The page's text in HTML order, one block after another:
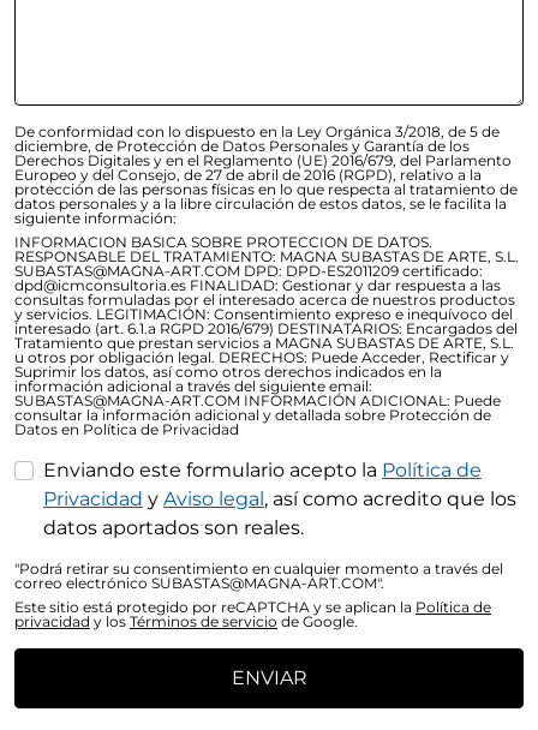
De conformidad con lo dispuesto en la Ley Orgánica 3/2018, de 5 de
diciembre, de Protección de Datos Personales y Garantía de los
Derechos Digitales y en el Reglamento (UE) 2016/679, del Parlamento
Europeo y del Consejo, de 27 de abril de 2016 (RGPD), relativo a la
protección de las personas físicas en lo que respecta al tratamiento de
datos personales y a la libre circulación de estos datos, se le facilita la
siguiente información:
INFORMACION BASICA SOBRE PROTECCION DE DATOS.
RESPONSABLE DEL TRATAMIENTO: MAGNA SUBASTAS DE ARTE, S.L.
SUBASTAS@MAGNA-ART.COM DPD: DPD-ES2011209 certificado:
dpd@icmconsultoria.es FINALIDAD: Gestionar y dar respuesta a las
consultas formuladas por el interesado acerca de nuestros productos
y servicios. LEGITIMACIÓN: Consentimiento expreso e inequívoco del
interesado (art. 6.1.a RGPD 2016/679) DESTINATARIOS: Encargados del
Tratamiento que prestan servicios a MAGNA SUBASTAS DE ARTE, S.L.
u otros por obligación legal. DERECHOS: Puede Acceder, Rectificar y
Suprimir los datos, así como otros derechos indicados en la
información adicional a través del siguiente email:
SUBASTAS@MAGNA-ART.COM INFORMACIÓN ADICIONAL: Puede
consultar la información adicional y detallada sobre Protección de
Datos en Política de Privacidad
Enviando este formulario acepto la Política de
Privacidad y Aviso legal, así como acredito que los
datos aportados son reales.
"Podrá retirar su consentimiento en cualquier momento a través del
correo electrónico SUBASTAS@MAGNA-ART.COM".
Este sitio está protegido por reCAPTCHA y se aplican la Política de
privacidad y los Términos de servicio de Google.
ENVIAR